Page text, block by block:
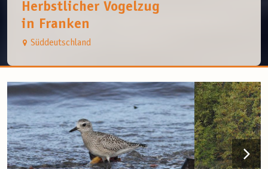
Herbstlicher Vogelzug
in Franken
Süddeutschland